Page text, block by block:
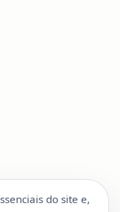
do site e,